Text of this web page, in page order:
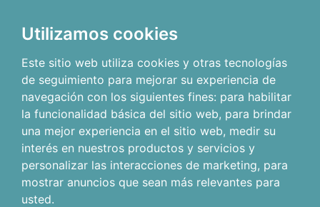
Utilizamos cookies
Este sitio web utiliza cookies y otras tecnologías
de seguimiento para mejorar su experiencia de
navegación con los siguientes fines: para habilitar
la funcionalidad básica del sitio web, para brindar
una mejor experiencia en el sitio web, medir su
interés en nuestros productos y servicios y
personalizar las interacciones de marketing, para
mostrar anuncios que sean más relevantes para
usted.